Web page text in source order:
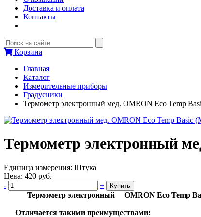
Доставка и оплата
Контакты
Корзина
Главная
Каталог
Измерительные приборы
Градусники
Термометр электронный мед. OMRON Eco Temp
Термометр электронный
Единица измерения: Штука
Цена: 420 руб.
-
+ Купить
Термометр электронный OMRON Eco Temp
Отличается такими преимуществами: